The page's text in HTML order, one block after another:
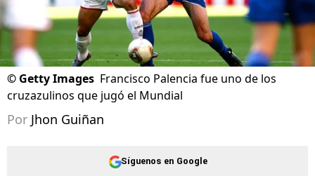
© Getty Images Francisco Palencia fue uno de los
cruzazulinos que jugó el Mundial
Por Jhon Guiñan
Síguenos en Google